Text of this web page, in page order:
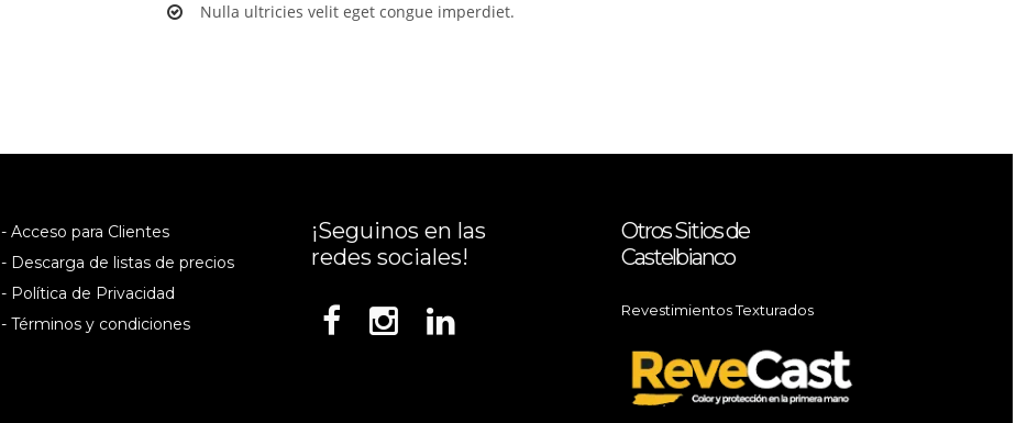
Nulla ultricies velit eget congue imperdiet.
- Acceso para Clientes
- Descarga de listas de precios
- Política de Privacidad
- Términos y condiciones
¡Seguinos en las
redes sociales!
Otros Sitios de
Castelbianco
Revestimientos Texturados